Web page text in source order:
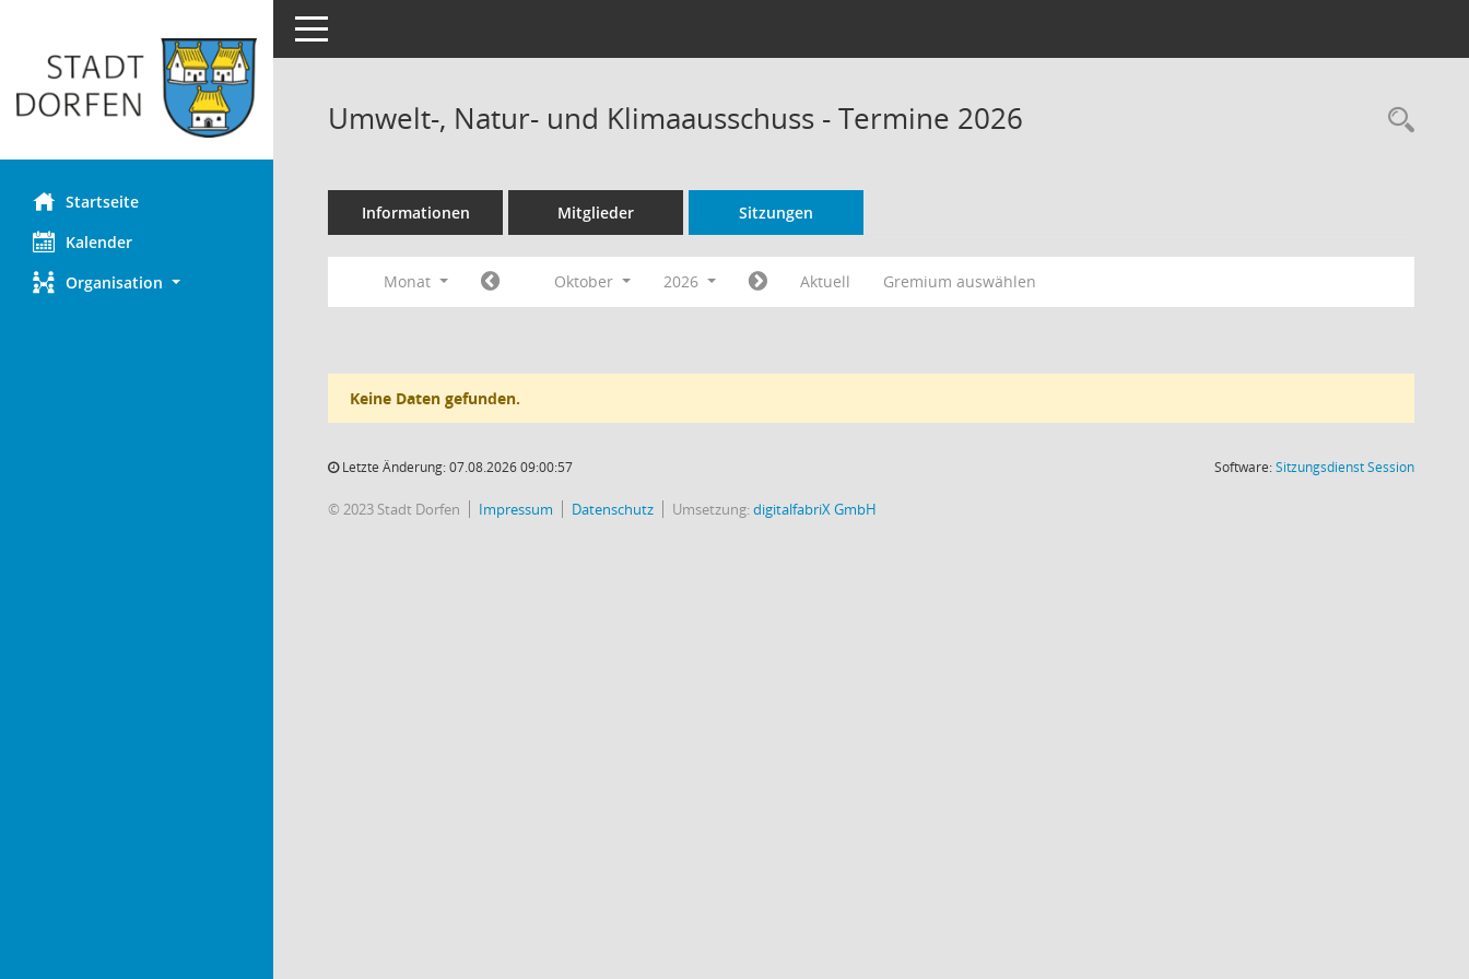
Startseite
Kalender
Organisation
Toggle navigation
Umwelt-, Natur- und Klimaausschuss - Termine 2026
Informationen Mitglieder Sitzungen
Monat Oktober 2026 Aktuell Gremium auswählen
Keine Daten gefunden.
Letzte Änderung: 07.08.2026 09:00:57 Software:SitzungsdienstSession(Wird in
© 2023 Stadt Dorfen Impressum Datenschutz Umsetzung:digitalfabriX GmbH